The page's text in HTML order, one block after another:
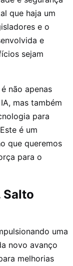
que haja um
e o
e
sejam
não apenas
mas também
para
é um
que queremos
para o
Salto
uma
novo avanço
melhorias